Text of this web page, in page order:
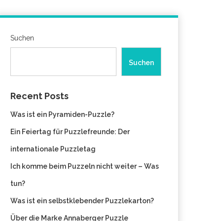
Suchen
Suchen
Recent Posts
Was ist ein Pyramiden-Puzzle?
Ein Feiertag für Puzzlefreunde: Der
internationale Puzzletag
Ich komme beim Puzzeln nicht weiter – Was
tun?
Was ist ein selbstklebender Puzzlekarton?
Über die Marke Annaberger Puzzle